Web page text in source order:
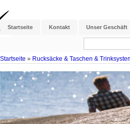
Startseite Kontakt Unser Geschäft
Startseite » Rucksäcke & Taschen &